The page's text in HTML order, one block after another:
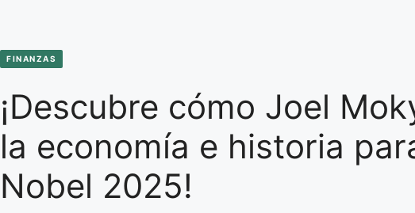
FINANZAS
¡Descubre cómo Joel
la economía e historia
Nobel 2025!